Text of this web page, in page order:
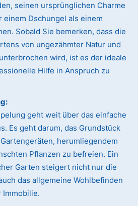
seinen ursprünglichen Charme
einem Dschungel als einem
Sobald Sie bemerken, dass die
von ungezähmter Natur und
wird, ist es der ideale
Hilfe in Anspruch zu
geht weit über das einfache
Es geht darum, das Grundstück
herumliegendem
Pflanzen zu befreien. Ein
Garten steigert nicht nur die
das allgemeine Wohlbefinden
Immobilie.